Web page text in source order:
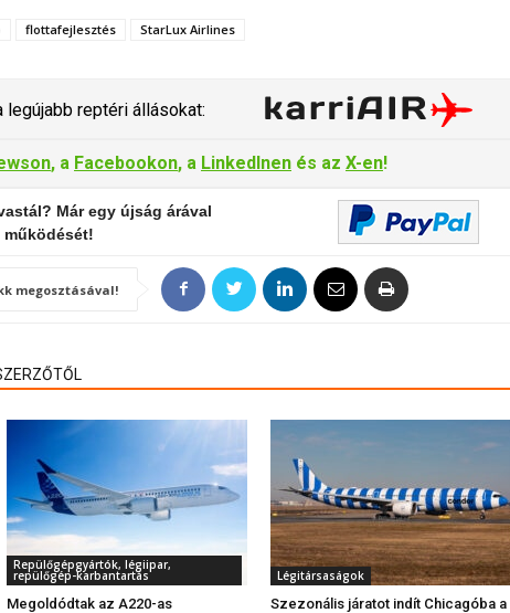
flottafejlesztés StarLux Airlines
legújabb reptéri állásokat:
, a Facebookon, a LinkedInen és az X-en!
Már egy újság árával
működését!
megosztásával!
Repülőgépgyártók, légiipar,
repülőgép-karbantartás
Megoldódtak az A220-as
Légitársaságok
Szezonális járatot indít Chicagóba a